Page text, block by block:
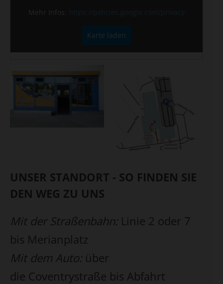
Mehr Infos:
Karte laden
UNSER STANDORT - SO FINDEN SIE
DEN WEG ZU UNS
Mit der Straßenbahn: Linie 2 oder 7
bis Merianplatz
Mit dem Auto: über
die Coventrystraße bis Abfahrt